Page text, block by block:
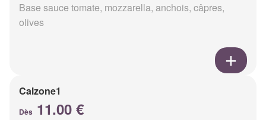
Base sauce tomate, mozzarella, anchois, câpres,
olives
Calzone1
Dès 11.00 €